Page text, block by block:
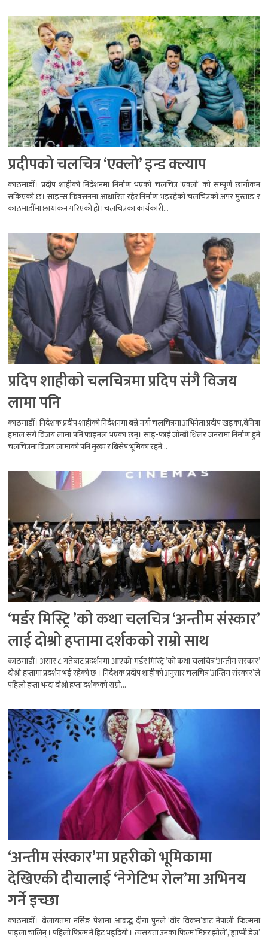
प्रदीपको चलचित्र ‘एक्लो’ इन्ड क्ल्याप
काठमाडौँ। प्रदीप शाहीको निर्देशनमा निर्माण भएको चलचित्र ‘एक्लो’ को सम्पूर्ण छायाँकन
सकिएको छ। साइन्स फिक्सनमा आधारित रहेर निर्माण भइरहेको चलचित्रको अपर मुस्ताङ र
काठमाडौँमा छायांकन गरिएको हो। चलचित्रका कार्यकारी...
प्रदिप शाहीको चलचित्रमा प्रदिप संगै विजय
लामा पनि
काठमाडौँ। निर्देशक प्रदीप शाहीको निर्देशनमा बन्ने नयाँ चलचित्रमा अभिनेता प्रदीप खड्का,बेनिषा
हमाल संगै विजय लामा पनि फाइनल भएका छन्। साइ-फाई जोम्बी थ्रिलर जनरामा निर्माण हुने
चलचित्रमा बिजय लामाको पनि मुख्य र बिसेष भूमिका रहने...
‘मर्डर मिस्ट्रि ’को कथा चलचित्र ‘अन्तीम संस्कार’
लाई दोश्रो हप्तामा दर्शकको राम्रो साथ
काठमाडौँ। असार ८ गतेबाट प्रदर्शनमा आएको ‘मर्डर मिस्ट्रि ’को कथा चलचित्र ‘अन्तीम संस्कार’
दोश्रो हप्तामा प्रदर्शन भई रहेको छ । निर्देशक प्रदीप शाहीको अनुसार चलचित्र ‘अन्तिम संस्कार’ले
पहिलो हप्ता भन्दा दोश्रो हप्ता दर्शकको राम्रो...
‘अन्तीम संस्कार’मा प्रहरीको भूमिकामा
देखिएकी दीयालाई ‘नेगेटिभ रोल’मा अभिनय
गर्ने इच्छा
काठमाडौँ। बेलायतमा नर्सिङ पेशामा आबद्ध दीया पुनले ‘वीर विक्रम’बाट नेपाली फिल्ममा
पाइला चालिन् । पहिलो फिल्म नै हिट भइदियो ।​ त्यसयता उनका फिल्म ‘मिष्टर झोले’, ‘ह्याप्पी डेज’